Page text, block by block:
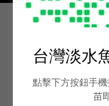
功能性兼
青魚苗 烏
台灣淡水
點擊下方按鈕手
苗